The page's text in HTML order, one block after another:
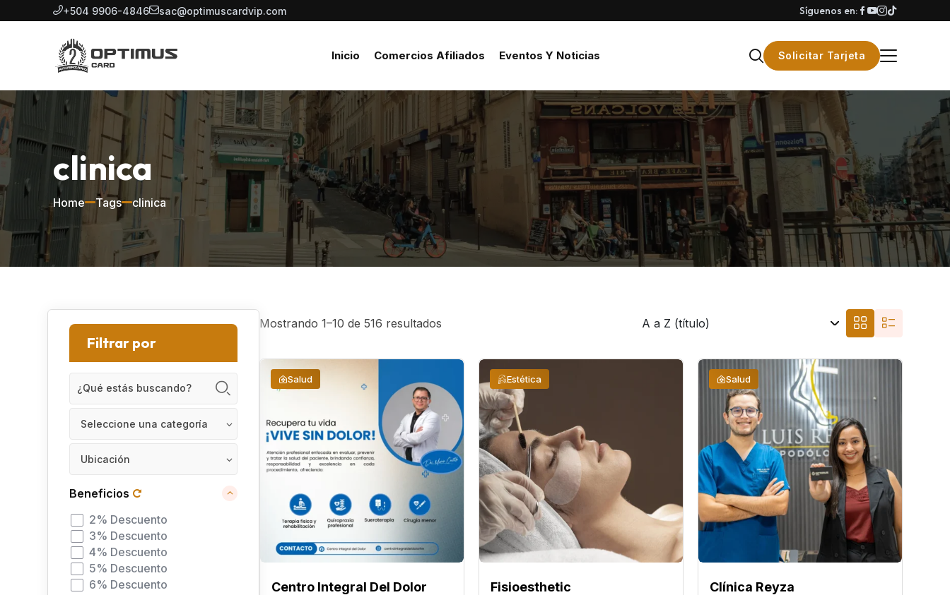
+504 9906-4846 sac@optimuscardvip.com Síguenos en:
Inicio Comercios Afiliados Eventos Y Noticias Solicitar Tarjeta
clinica
Home Tags clinica
Mostrando 1–10 de 516 resultados
Centro Integral Del Dolor
Salud
Fisioesthetic
Estética
Clínica Reyza
Salud
Filtrar por
Seleccione una categoría
Ubicación
Beneficios
2% Descuento
3% Descuento
4% Descuento
5% Descuento
6% Descuento